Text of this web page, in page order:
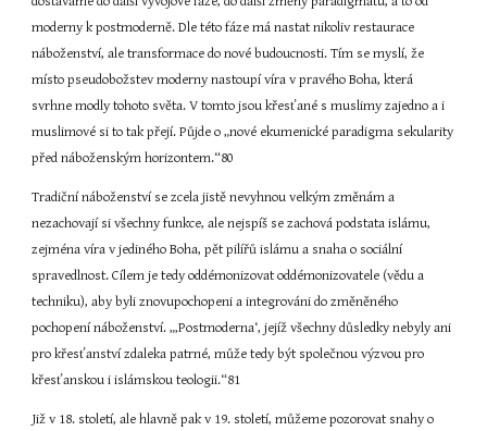
moderny k postmoderně. Dle této fáze má nastat nikoliv restaurace
náboženství, ale transformace do nové budoucnosti. Tím se myslí, že
místo pseudobožstev moderny nastoupí víra v pravého Boha, která
svrhne modly tohoto světa. V tomto jsou křesťané s muslimy zajedno a i
muslimové si to tak přejí. Půjde o „nové ekumenické paradigma sekularity
před náboženským horizontem.“80
Tradiční náboženství se zcela jistě nevyhnou velkým změnám a
nezachovají si všechny funkce, ale nejspíš se zachová podstata islámu,
zejména víra v jediného Boha, pět pilířů islámu a snaha o sociální
spravedlnost. Cílem je tedy oddémonizovat oddémonizovatele (vědu a
techniku), aby byli znovupochopeni a integrováni do změněného
pochopení náboženství. „‚Postmoderna‘, jejíž všechny důsledky nebyly ani
pro křesťanství zdaleka patrné, může tedy být společnou výzvou pro
křesťanskou i islámskou teologii.“81
Již v 18. století, ale hlavně pak v 19. století, můžeme pozorovat snahy o